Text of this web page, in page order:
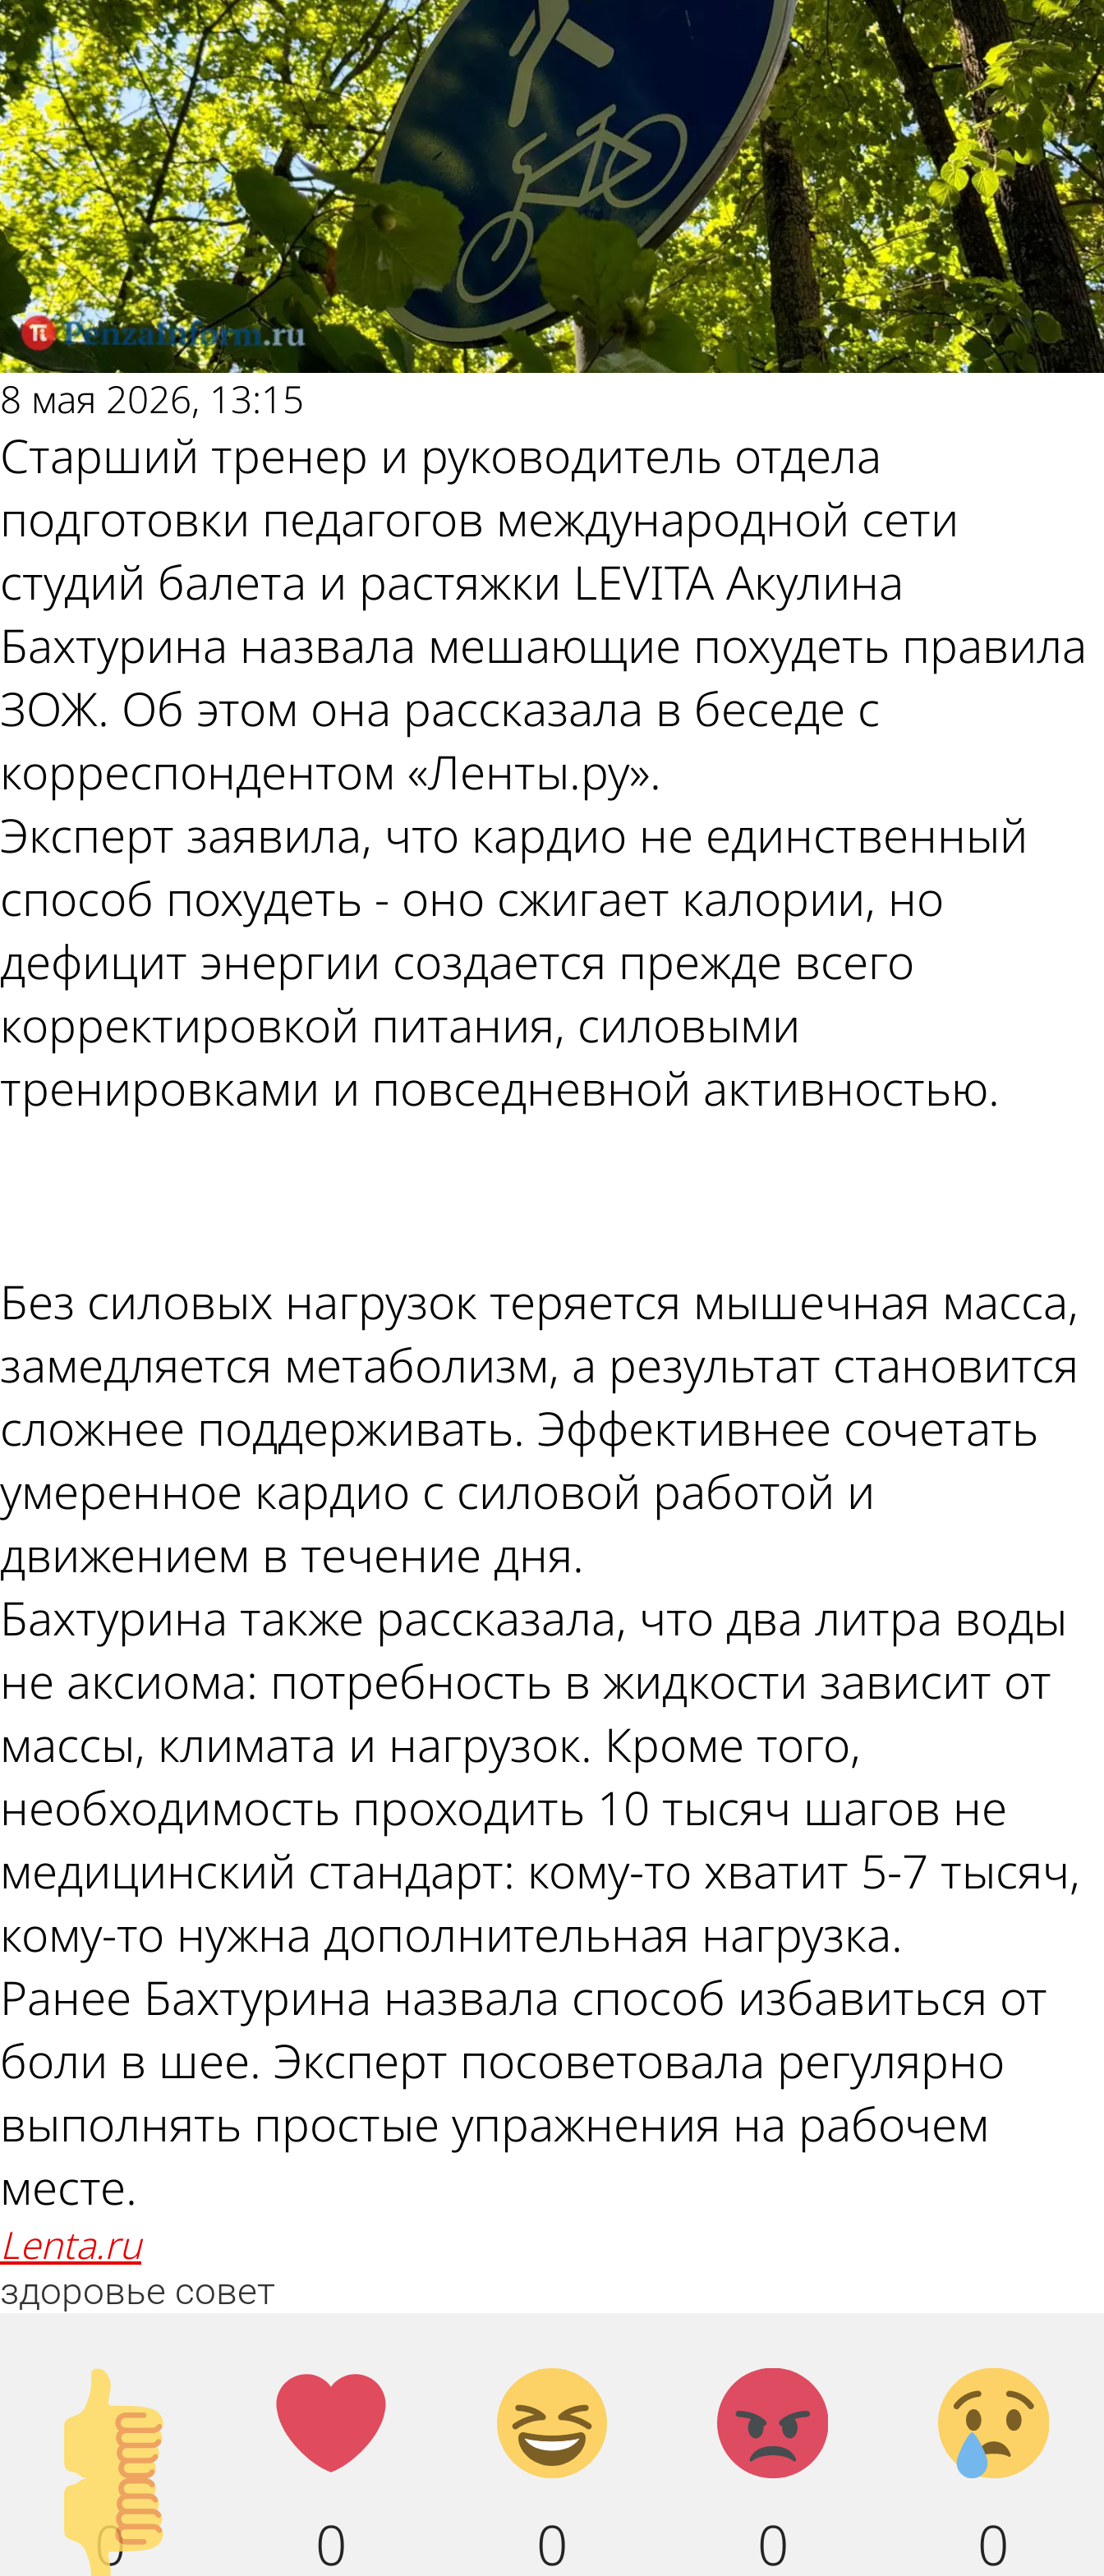
8 мая 2026, 13:15
Старший тренер и руководитель отдела
подготовки педагогов международной сети
студий балета и растяжки LEVITA Акулина
Бахтурина назвала мешающие похудеть правила
ЗОЖ. Об этом она рассказала в беседе с
корреспондентом «Ленты.ру».
Эксперт заявила, что кардио не единственный
способ похудеть - оно сжигает калории, но
дефицит энергии создается прежде всего
корректировкой питания, силовыми
тренировками и повседневной активностью.
Без силовых нагрузок теряется мышечная масса,
замедляется метаболизм, а результат становится
сложнее поддерживать. Эффективнее сочетать
умеренное кардио с силовой работой и
движением в течение дня.
Бахтурина также рассказала, что два литра воды
не аксиома: потребность в жидкости зависит от
массы, климата и нагрузок. Кроме того,
необходимость проходить 10 тысяч шагов не
медицинский стандарт: кому-то хватит 5-7 тысяч,
кому-то нужна дополнительная нагрузка.
Ранее Бахтурина назвала способ избавиться от
боли в шее. Эксперт посоветовала регулярно
выполнять простые упражнения на рабочем
месте.
lenta.ru
здоровье совет
Палец
вверх!
0
Лайк!
0
Дикий
смех!
0
Агрессия!
0
Грусть
:(
0
Палец